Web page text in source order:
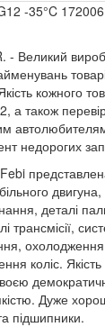
-35°C 172006
- Великий
кожного
а також
недорогих
деталі
трансмісії,
коліс.
Дуже
підшипники.